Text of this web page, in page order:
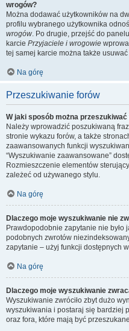
wrogów?
Można dodawać użytkowników na
profilu wybranego użytkownika
wrogów. Po drugie, przejść do
karcie Przyjaciele i wrogowie
tej samej karcie można także
Na górę
Przeszukiwanie forów
W jaki sposób można przeszukiwać
Należy wprowadzić poszukiwaną
stronie wykazu forów, a także
zaawansowanych funkcji
“Wyszukiwanie zaawansowane”
Rozmieszczenie elementów
zależeć od używanego stylu.
Na górę
Dlaczego moje wyszukiwanie nie
Prawdopodobnie zapytanie nie było
podobnych zwrotów
zapytanie – użyj funkcji dostępnych
Na górę
Dlaczego moje wyszukiwanie
Wyszukiwanie zwróciło zbyt dużo
wyszukiwania i postaraj się bardziej
oraz fora, które mają być